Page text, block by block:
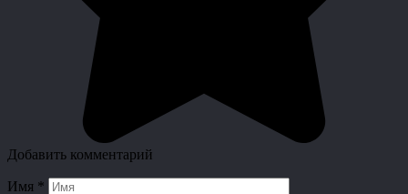
Добавить комментарий
Имя *